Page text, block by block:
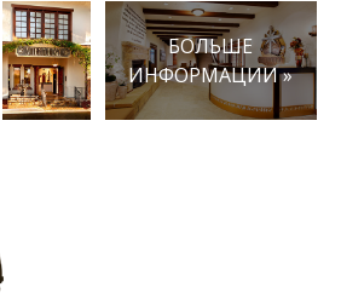
БОЛЬШЕ
ИНФОРМАЦИИ »